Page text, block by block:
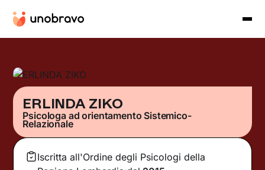
ERLINDA ZIKO
Psicologa ad orientamento Sistemico-
Relazionale
Iscritta all'Ordine degli Psicologi della